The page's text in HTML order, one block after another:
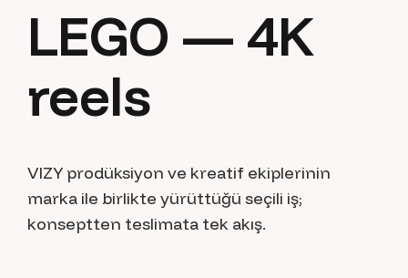
LEGO — 4K
reels
VIZY prodüksiyon ve kreatif ekiplerinin
marka ile birlikte yürüttüğü seçili iş;
konseptten teslimata tek akış.